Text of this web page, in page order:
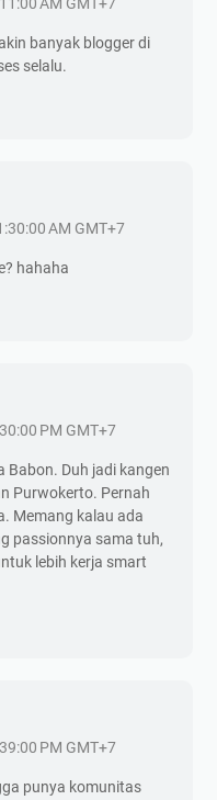
banyak blogger di
selalu.
AM GMT+7
hahaha
PM GMT+7
Babon. Duh jadi kangen
Purwokerto. Pernah
Memang kalau ada
passionnya sama tuh,
lebih kerja smart
PM GMT+7
punya komunitas